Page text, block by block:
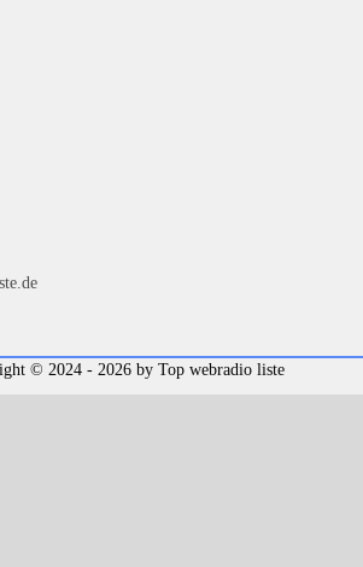
© 2024 - 2026 by Top webradio liste